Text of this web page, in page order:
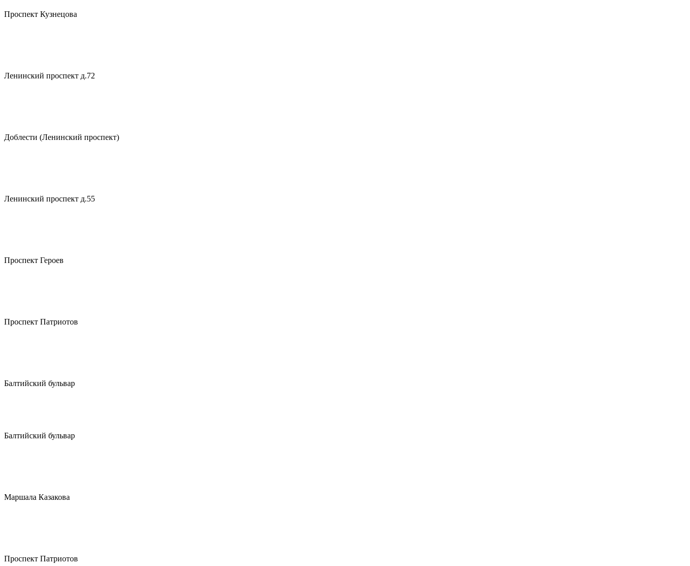
Проспект Кузнецова
Ленинский проспект д.72
Доблести (Ленинский проспект)
Ленинский проспект д.55
Проспект Героев
Проспект Патриотов
Балтийский бульвар
Балтийский бульвар
Маршала Казакова
Проспект Патриотов